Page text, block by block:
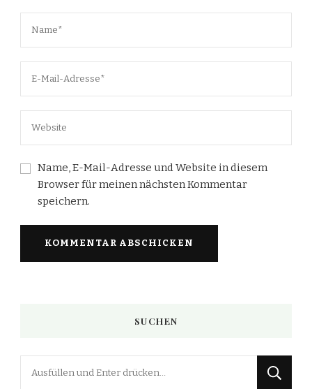
Name, E-Mail-Adresse und Website in diesem
Browser für meinen nächsten Kommentar
speichern.
SUCHEN